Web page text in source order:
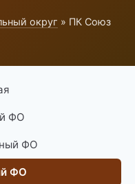
округ » ПК Союз
ФО
ФО
ФО